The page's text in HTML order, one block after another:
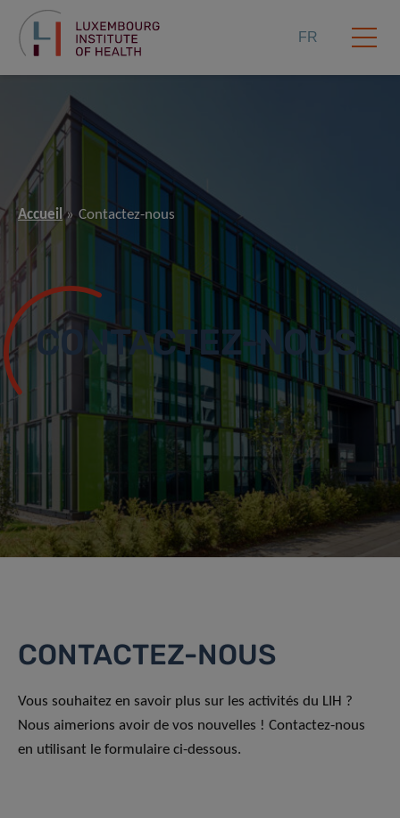
FR
Accueil Contactez-nous
CONTACTEZ-NOUS
CONTACTEZ-NOUS
Vous souhaitez en savoir plus sur les activités du LIH ?
Nous aimerions avoir de vos nouvelles ! Contactez-nous
en utilisant le formulaire ci-dessous.